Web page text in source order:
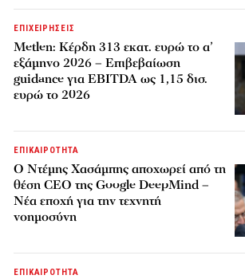
ΕΠΙΧΕΙΡΗΣΕΙΣ
Metlen: Κέρδη 313 εκατ. ευρώ το α’
εξάμηνο 2026 – Επιβεβαίωση
guidance για EBITDA ως 1,15 δισ.
ευρώ το 2026
ΕΠΙΚΑΙΡΟΤΗΤΑ
Ο Ντέμης Χασάμπης αποχωρεί από τη
θέση CEO της Google DeepMind –
Νέα εποχή για την τεχνητή
νοημοσύνη
ΕΠΙΚΑΙΡΟΤΗΤΑ